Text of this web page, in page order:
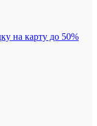
на карту до 50%